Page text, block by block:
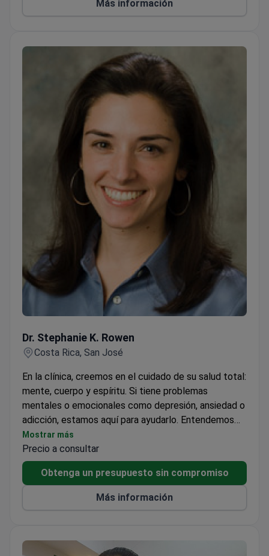
Más información
Dr. Stephanie K. Rowen
Costa Rica, San José
En la clínica, creemos en el cuidado de su salud total:
mente, cuerpo y espíritu. Si tiene problemas
mentales o emocionales como depresión, ansiedad o
adicción, estamos aquí para ayudarlo. Entendemos
que los últimos años han sido estresantes, y todos lo
enfrentamos de diferentes maneras. Ya sea que esté
adoptando hábitos saludables o no tan saludables,
estamos aquí para brindarle apoyo y orientación.
También ofrecemos información sobre cómo beber
adapte a su vida y lo ayude a prosperar. Recuerde,
Mostrar más
Precio a consultar
Obtenga un presupuesto sin compromiso
Más información